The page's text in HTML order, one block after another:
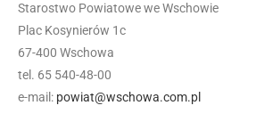
Starostwo Powiatowe we Wschowie
Plac Kosynierów 1c
67-400 Wschowa
tel. 65 540-48-00
e-mail: powiat@wschowa.com.pl